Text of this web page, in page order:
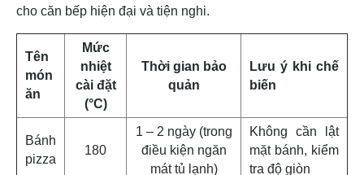
cho căn bếp hiện đại và tiện nghi.
Tên
món
ăn
Mức
nhiệt
cài đặt
(°C)
Thời gian bảo
quản
Lưu ý khi chế
biến
Bánh
pizza
180
1 – 2 ngày (trong
điều kiện ngăn
mát tủ lạnh)
Không cần lật
mặt bánh, kiểm
tra độ giòn